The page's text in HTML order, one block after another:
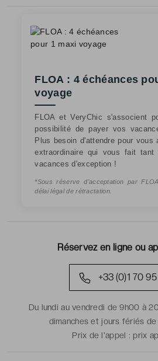
Réservez en ligne ou
+33 (0)1 70
Du lundi au vendredi de 9h00 à
dimanches et jours fériés
Prix de l'appel :prix
FLOA : 4 échéances
voyage
FLOA et VeryChic s'associent
possibilité de payer vos
Plus besoin d'attendre pour vous
extraordinaire qui vous fait
vacances d'exception !
*Sous réserve d’acceptation par
délai légal de rétractation.